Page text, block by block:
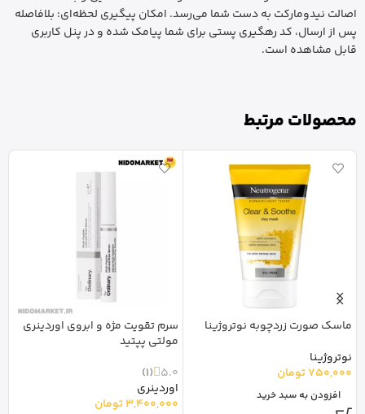
اصالت نیدومارکت به دست شما می‌رسد. امکان پیگیری لحظه‌ای: بلافاصله
پس از ارسال، کد رهگیری پستی برای شما پیامک شده و در پنل کاربری
قابل مشاهده است.
محصولات مرتبط
ماسک صورت زردچوبه نوتروژینا
نوتروژینا
750,000تومان
افزودن به سبد خرید
سرم تقویت مژه و ابروی اوردینری
مولتی پپتید
5.0
(1)
اوردینری
3,400,000تومان